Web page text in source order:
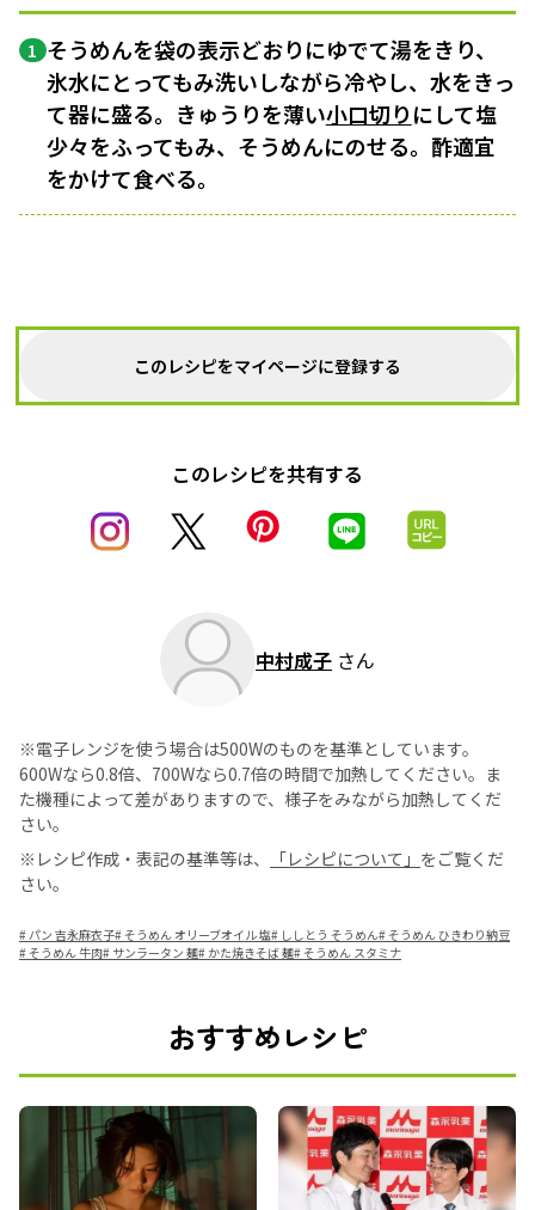
1 そうめんを袋の表示どおりにゆでて湯をきり、
氷水にとってもみ洗いしながら冷やし、水をきっ
て器に盛る。きゅうりを薄い小口切りにして塩
少々をふってもみ、そうめんにのせる。酢適宜
をかけて食べる。
このレシピをマイページに登録する
このレシピを共有する
中村成子 さん
※電子レンジを使う場合は500Wのものを基準としています。
600Wなら0.8倍、700Wなら0.7倍の時間で加熱してください。ま
た機種によって差がありますので、様子をみながら加熱してくだ
さい。
※レシピ作成・表記の基準等は、
「レシピについて」 をご覧くだ
さい。
#パン 吉永麻衣子#そうめん オリーブオイル 塩# ししとう そうめん#そうめん ひきわり納豆
#そうめん 牛肉# サンラータン 麺# かた焼きそば 麺#そうめん スタミナ
おすすめレシピ